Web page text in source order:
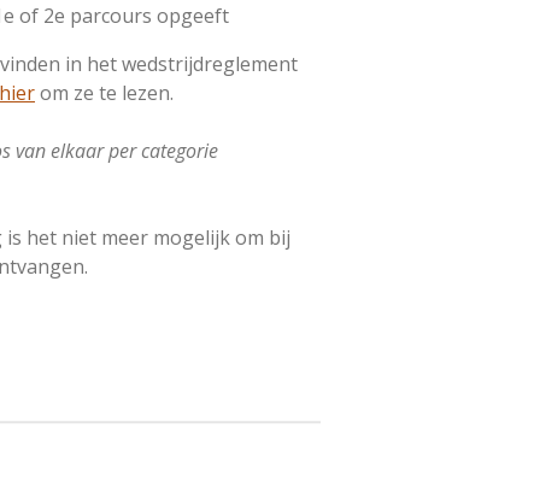
of 2e parcours opgeeft
in het wedstrijdreglement
om ze te lezen.
van elkaar per categorie
het niet meer mogelijk om bij